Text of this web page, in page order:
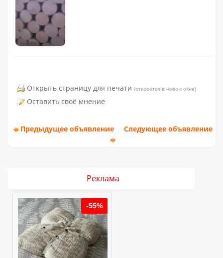
Открыть страницу для печати (откроется в новом окне)
Оставить своё мнение
Предыдущее объявление Следующее объявление
Реклама
-55%